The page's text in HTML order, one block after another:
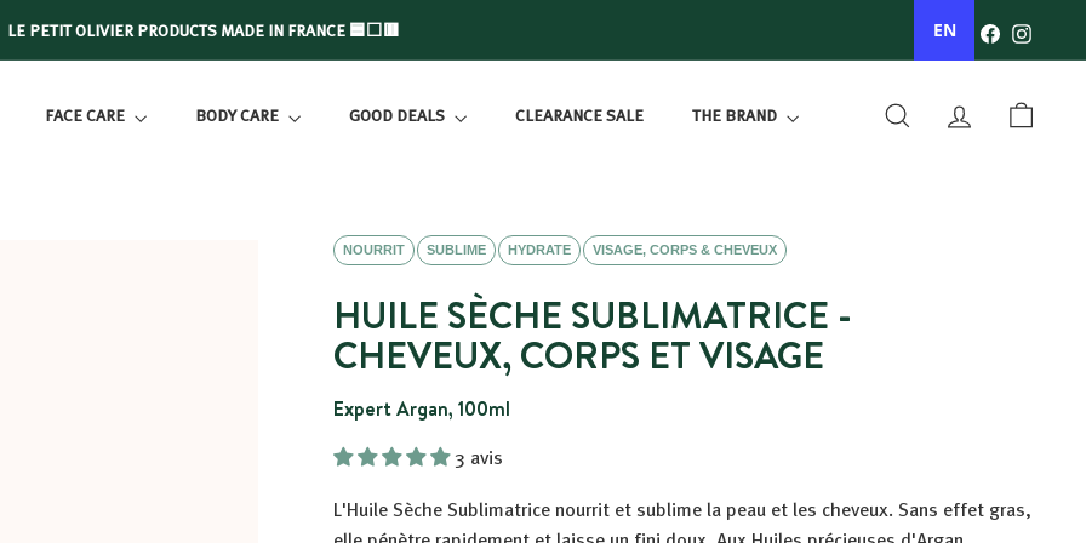
Slide
Pause
LE PETIT OLIVIER PRODUCTS MADE IN FRANCE 🟦⬜🟥 EN Facebook
FACE CARE BODY CARE GOOD DEALS CLEARANCE SALE THE BRAND SEARCH ACCOUNTBASKET
NOURRIT SUBLIME HYDRATE VISAGE, CORPS & CHEVEUX
HUILE SÈCHE SUBLIMATRICE -
CHEVEUX, CORPS ET VISAGE
Expert Argan, 100ml
3 avis
L'Huile Sèche Sublimatrice nourrit et sublime la peau et les cheveux. Sans effet gras,